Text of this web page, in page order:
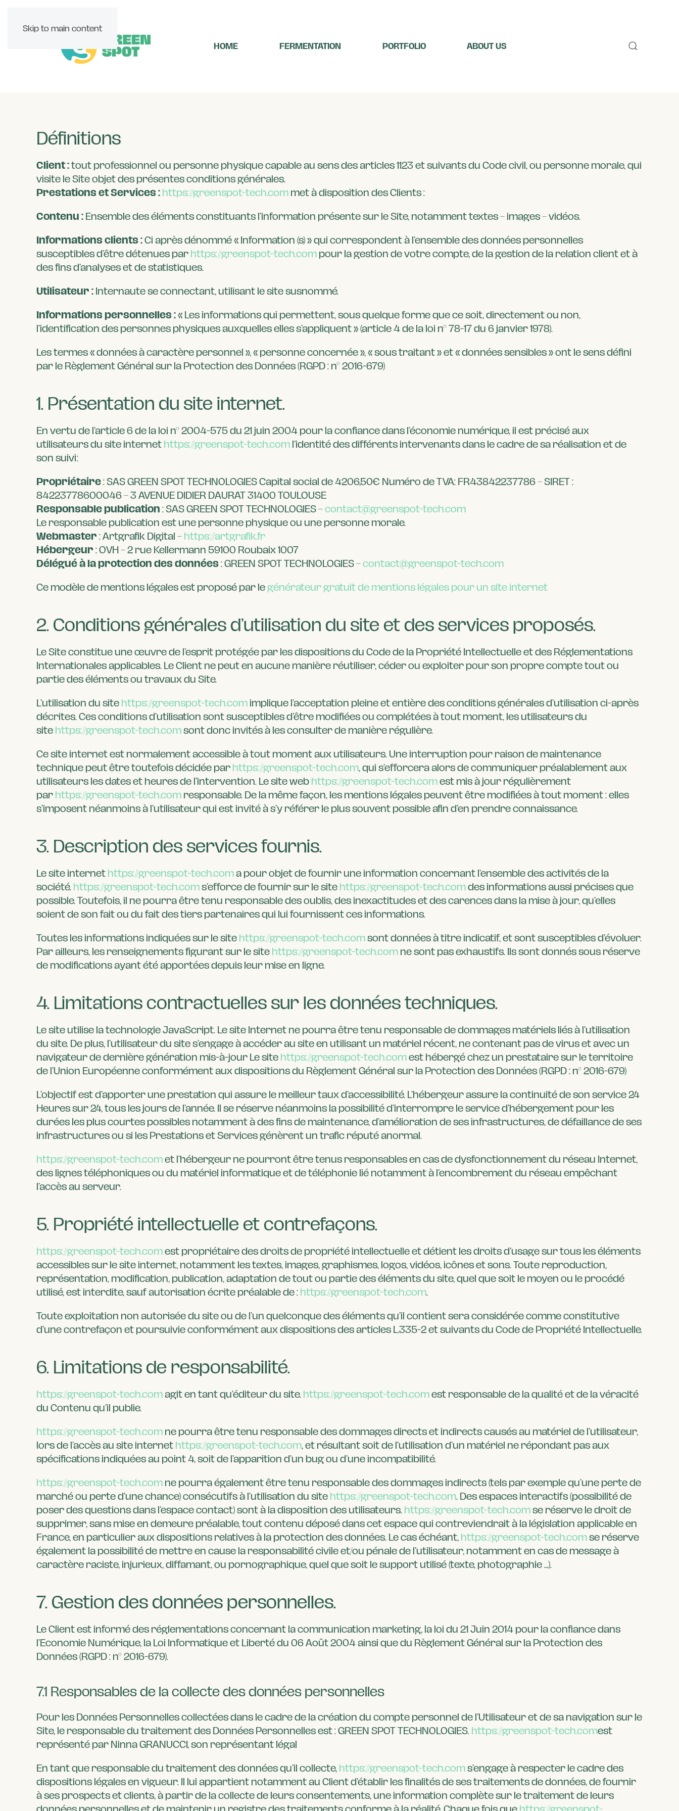
Skip to main content
HOME
FERMENTATION PORTFOLIO ABOUT US
Définitions
Client :tout professionnel ou personne physique capable au sens des articles 1123 et suivants du Code civil, ou personne morale, qui
visite le Site objet des présentes conditions générales.
Prestations et Services :https://greenspot-tech.commet à disposition des Clients :
Contenu :Ensemble des éléments constituants l’information présente sur le Site, notamment textes – images – vidéos.
Informations clients :Ci après dénommé « Information (s) » qui correspondent à l’ensemble des données personnelles
susceptibles d’être détenues parhttps://greenspot-tech.compour la gestion de votre compte, de la gestion de la relation client et à
des fins d’analyses et de statistiques.
Utilisateur :Internaute se connectant, utilisant le site susnommé.
Informations personnelles :« Les informations qui permettent, sous quelque forme que ce soit, directement ou non,
l’identification des personnes physiques auxquelles elles s’appliquent » (article 4 de la loi n° 78-17 du 6 janvier 1978).
Les termes « données à caractère personnel », « personne concernée », « sous traitant » et « données sensibles » ont le sens défini
par le Règlement Général sur la Protection des Données (RGPD : n° 2016-679)
1. Présentation du site internet.
En vertu de l’article 6 de la loi n° 2004-575 du 21 juin 2004 pour la confiance dans l’économie numérique, il est précisé aux
utilisateurs du site internethttps://greenspot-tech.coml’identité des différents intervenants dans le cadre de sa réalisation et de
son suivi:
Propriétaire: SAS GREEN SPOT TECHNOLOGIES Capital social de 4206,50€ Numéro de TVA: FR43842237786 – SIRET :
84223778600046 – 3 AVENUE DIDIER DAURAT 31400 TOULOUSE
Responsable publication: SAS GREEN SPOT TECHNOLOGIES –contact@greenspot-tech.com
Le responsable publication est une personne physique ou une personne morale.
Webmaster: Artgrafik Digital –https://artgrafik.fr
Hébergeur: OVH – 2 rue Kellermann 59100 Roubaix 1007
Délégué à la protection des données: GREEN SPOT TECHNOLOGIES –contact@greenspot-tech.com
Ce modèle de mentions légales est proposé par legénérateur gratuit de mentions légales pour un site internet
2. Conditions générales d’utilisation du site et des services proposés.
Le Site constitue une œuvre de l’esprit protégée par les dispositions du Code de la Propriété Intellectuelle et des Réglementations
Internationales applicables. Le Client ne peut en aucune manière réutiliser, céder ou exploiter pour son propre compte tout ou
partie des éléments ou travaux du Site.
L’utilisation du sitehttps://greenspot-tech.comimplique l’acceptation pleine et entière des conditions générales d’utilisation ci-après
décrites. Ces conditions d’utilisation sont susceptibles d’être modifiées ou complétées à tout moment, les utilisateurs du
sitehttps://greenspot-tech.comsont donc invités à les consulter de manière régulière.
Ce site internet est normalement accessible à tout moment aux utilisateurs. Une interruption pour raison de maintenance
technique peut être toutefois décidée parhttps://greenspot-tech.com, qui s’efforcera alors de communiquer préalablement aux
utilisateurs les dates et heures de l’intervention. Le site webhttps://greenspot-tech.comest mis à jour régulièrement
parhttps://greenspot-tech.comresponsable. De la même façon, les mentions légales peuvent être modifiées à tout moment : elles
s’imposent néanmoins à l’utilisateur qui est invité à s’y référer le plus souvent possible afin d’en prendre connaissance.
3. Description des services fournis.
Le site internethttps://greenspot-tech.coma pour objet de fournir une information concernant l’ensemble des activités de la
société.https://greenspot-tech.coms’efforce de fournir sur le sitehttps://greenspot-tech.comdes informations aussi précises que
possible. Toutefois, il ne pourra être tenu responsable des oublis, des inexactitudes et des carences dans la mise à jour, qu’elles
soient de son fait ou du fait des tiers partenaires qui lui fournissent ces informations.
Toutes les informations indiquées sur le sitehttps://greenspot-tech.comsont données à titre indicatif, et sont susceptibles d’évoluer.
Par ailleurs, les renseignements figurant sur le sitehttps://greenspot-tech.comne sont pas exhaustifs. Ils sont donnés sous réserve
de modifications ayant été apportées depuis leur mise en ligne.
4. Limitations contractuelles sur les données techniques.
Le site utilise la technologie JavaScript. Le site Internet ne pourra être tenu responsable de dommages matériels liés à l’utilisation
du site. De plus, l’utilisateur du site s’engage à accéder au site en utilisant un matériel récent, ne contenant pas de virus et avec un
navigateur de dernière génération mis-à-jour Le sitehttps://greenspot-tech.comest hébergé chez un prestataire sur le territoire
de l’Union Européenne conformément aux dispositions du Règlement Général sur la Protection des Données (RGPD : n° 2016-679)
L’objectif est d’apporter une prestation qui assure le meilleur taux d’accessibilité. L’hébergeur assure la continuité de son service 24
Heures sur 24, tous les jours de l’année. Il se réserve néanmoins la possibilité d’interrompre le service d’hébergement pour les
durées les plus courtes possibles notamment à des fins de maintenance, d’amélioration de ses infrastructures, de défaillance de ses
infrastructures ou si les Prestations et Services génèrent un trafic réputé anormal.
https://greenspot-tech.comet l’hébergeur ne pourront être tenus responsables en cas de dysfonctionnement du réseau Internet,
des lignes téléphoniques ou du matériel informatique et de téléphonie lié notamment à l’encombrement du réseau empêchant
l’accès au serveur.
5. Propriété intellectuelle et contrefaçons.
https://greenspot-tech.comest propriétaire des droits de propriété intellectuelle et détient les droits d’usage sur tous les éléments
accessibles sur le site internet, notamment les textes, images, graphismes, logos, vidéos, icônes et sons. Toute reproduction,
représentation, modification, publication, adaptation de tout ou partie des éléments du site, quel que soit le moyen ou le procédé
utilisé, est interdite, sauf autorisation écrite préalable de :https://greenspot-tech.com.
Toute exploitation non autorisée du site ou de l’un quelconque des éléments qu’il contient sera considérée comme constitutive
d’une contrefaçon et poursuivie conformément aux dispositions des articles L.335-2 et suivants du Code de Propriété Intellectuelle.
6. Limitations de responsabilité.
https://greenspot-tech.comagit en tant qu’éditeur du site.https://greenspot-tech.comest responsable de la qualité et de la véracité
du Contenu qu’il publie.
https://greenspot-tech.comne pourra être tenu responsable des dommages directs et indirects causés au matériel de l’utilisateur,
lors de l’accès au site internethttps://greenspot-tech.com, et résultant soit de l’utilisation d’un matériel ne répondant pas aux
spécifications indiquées au point 4, soit de l’apparition d’un bug ou d’une incompatibilité.
https://greenspot-tech.comne pourra également être tenu responsable des dommages indirects (tels par exemple qu’une perte de
marché ou perte d’une chance) consécutifs à l’utilisation du sitehttps://greenspot-tech.com. Des espaces interactifs (possibilité de
poser des questions dans l’espace contact) sont à la disposition des utilisateurs.https://greenspot-tech.comse réserve le droit de
supprimer, sans mise en demeure préalable, tout contenu déposé dans cet espace qui contreviendrait à la législation applicable en
France, en particulier aux dispositions relatives à la protection des données. Le cas échéant,https://greenspot-tech.comse réserve
également la possibilité de mettre en cause la responsabilité civile et/ou pénale de l’utilisateur, notamment en cas de message à
caractère raciste, injurieux, diffamant, ou pornographique, quel que soit le support utilisé (texte, photographie …).
7. Gestion des données personnelles.
Le Client est informé des réglementations concernant la communication marketing, la loi du 21 Juin 2014 pour la confiance dans
l’Economie Numérique, la Loi Informatique et Liberté du 06 Août 2004 ainsi que du Règlement Général sur la Protection des
Données (RGPD : n° 2016-679).
7.1 Responsables de la collecte des données personnelles
Pour les Données Personnelles collectées dans le cadre de la création du compte personnel de l’Utilisateur et de sa navigation sur le
Site, le responsable du traitement des Données Personnelles est : GREEN SPOT TECHNOLOGIES.https://greenspot-tech.comest
représenté par Ninna GRANUCCI, son représentant légal
En tant que responsable du traitement des données qu’il collecte,https://greenspot-tech.coms’engage à respecter le cadre des
dispositions légales en vigueur. Il lui appartient notamment au Client d’établir les finalités de ses traitements de données, de fournir
à ses prospects et clients, à partir de la collecte de leurs consentements, une information complète sur le traitement de leurs